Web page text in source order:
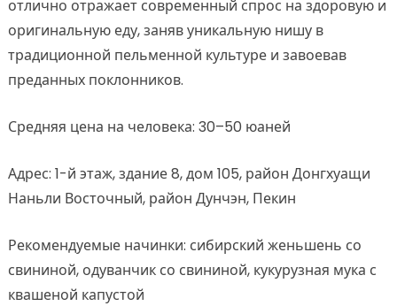
отлично отражает современный спрос на здоровую и
оригинальную еду, заняв уникальную нишу в
традиционной пельменной культуре и завоевав
преданных поклонников.
Средняя цена на человека: 30–50 юаней
Адрес: 1-й этаж, здание 8, дом 105, район Донгхуащи
Наньли Восточный, район Дунчэн, Пекин
Рекомендуемые начинки: сибирский женьшень со
свининой, одуванчик со свининой, кукурузная мука с
квашеной капустой